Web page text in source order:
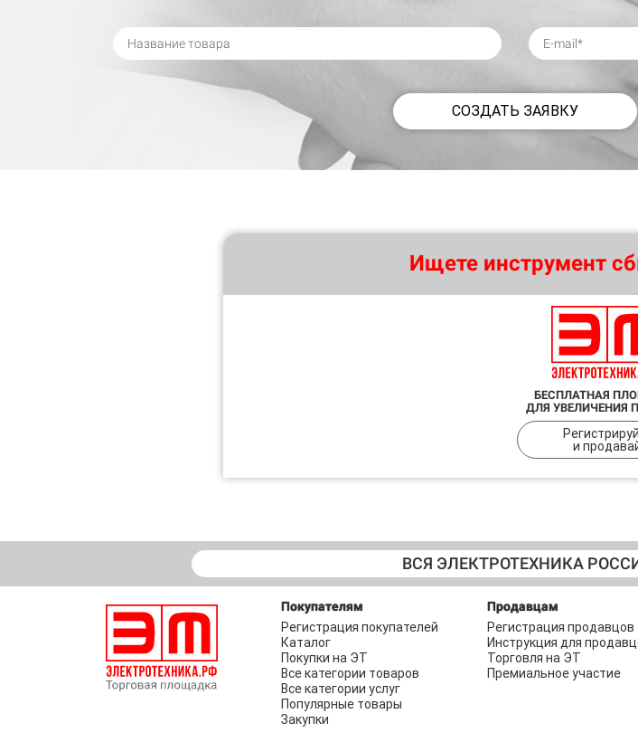
СОЗДАТЬ ЗАЯВКУ
Ищете инструмент
БЕСПЛАТНАЯ
ДЛЯ УВЕЛИЧЕНИЯ
и
ВСЯ ЭЛЕКТРОТЕХНИКА
Покупателям
Регистрация покупателей
Каталог
Покупки на ЭТ
Все категории товаров
Все категории услуг
Популярные товары
Закупки
Продавцам
Регистрация продавцов
Инструкция для
Торговля на ЭТ
Премиальное участие